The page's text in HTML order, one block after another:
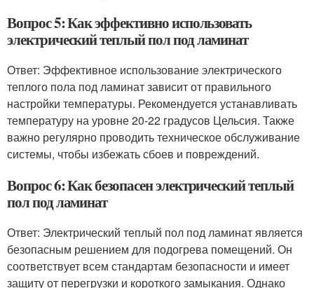
Вопрос 5: Как эффективно использовать
электрический теплый пол под ламинат
Ответ: Эффективное использование электрического
теплого пола под ламинат зависит от правильного
настройки температуры. Рекомендуется устанавливать
температуру на уровне 20-22 градусов Цельсия. Также
важно регулярно проводить техническое обслуживание
системы, чтобы избежать сбоев и повреждений.
Вопрос 6: Как безопасен электрический теплый
пол под ламинат
Ответ: Электрический теплый пол под ламинат является
безопасным решением для подогрева помещений. Он
соответствует всем стандартам безопасности и имеет
защиту от перегрузки и короткого замыкания. Однако